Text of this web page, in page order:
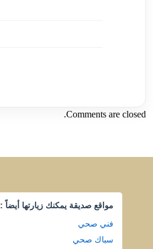
Comments are closed.
مواقع صديقة يمكنك زيارتها أيضاً :
فني صحي
سباك صحي